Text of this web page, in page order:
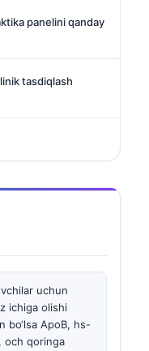
panelini qanday
tasdiqlash
uchun
ichiga olishi
bo‘lsa ApoB, hs-
och qoringa